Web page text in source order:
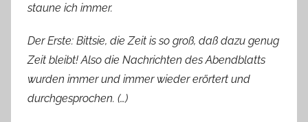
staune ich immer.
Der Erste: Bittsie, die Zeit is so groß, daß dazu genug
Zeit bleibt! Also die Nachrichten des Abendblatts
wurden immer und immer wieder erörtert und
durchgesprochen. (…)